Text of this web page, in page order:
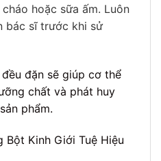
hoặc sữa ấm. Luôn
bác sĩ trước khi sử
đặn sẽ giúp cơ thể
chất và phát huy
phẩm.